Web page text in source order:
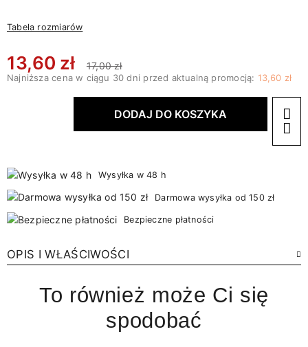
Tabela rozmiarów
13,60 zł 17,00 zł
Najniższa cena w ciągu 30 dni przed aktualną promocją: 13,60 zł
DODAJ DO KOSZYKA
Wysyłka w 48 h
Darmowa wysyłka od 150 zł
Bezpieczne płatności
OPIS I WŁAŚCIWOŚCI
To również może Ci się
spodobać